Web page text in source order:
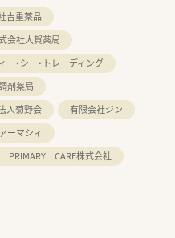
吉重薬品
会社大賀薬局
ー・シー・トレーディング
剤薬局
人菊野会
有限会社ジン
ーマシィ
PRIMARY CARE株式会社